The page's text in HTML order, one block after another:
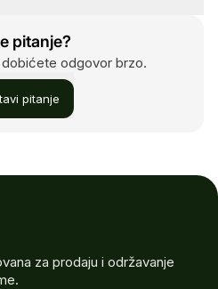
pitanje?
odgovor brzo.
pitanje
za prodaju i održavanje